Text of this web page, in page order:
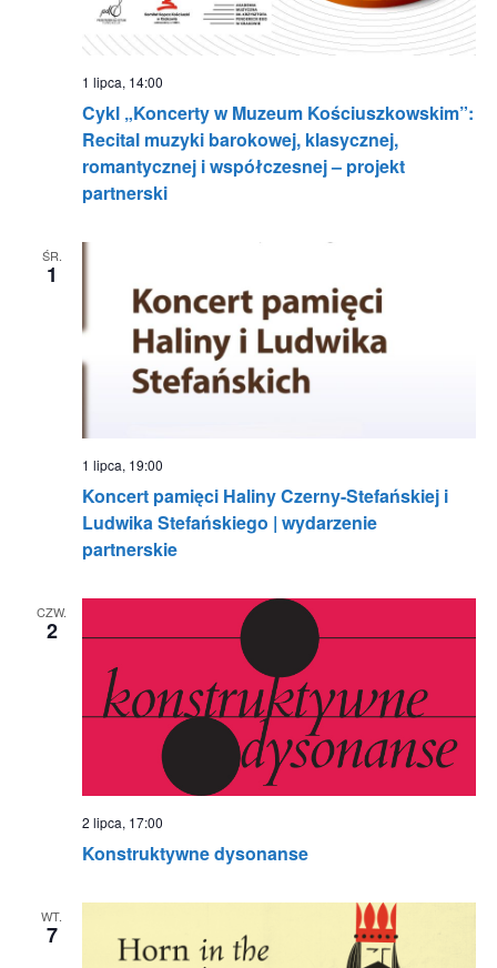
Cykl „Koncerty w Muzeum Kościuszkowskim”:
Recital muzyki barokowej, klasycznej,
romantycznej i współczesnej – projekt
partnerski
1 lipca, 14:00
ŚR.
1
Koncert pamięci Haliny Czerny-Stefańskiej i
Ludwika Stefańskiego | wydarzenie
partnerskie
1 lipca, 19:00
CZW.
2
Konstruktywne dysonanse
2 lipca, 17:00
WT.
7